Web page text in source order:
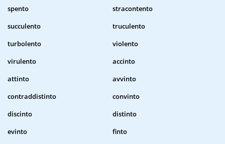
spento
stracontento
succulento
truculento
turbolento
violento
virulento
accinto
attinto
avvinto
contraddistinto
convinto
discinto
distinto
evinto
finto